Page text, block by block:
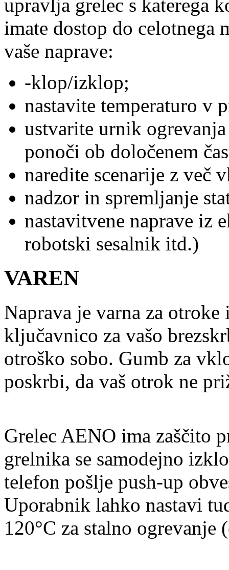
upravlja grelec s katerega
imate dostop do celotnega
vaše naprave:
-klop/izklop;
nastavite temperaturo v
ustvarite urnik
ponoči ob določenem
naredite scenarije z
nadzor in spremljanje
nastavitvene naprave iz
robotski sesalnik itd.)
VAREN
Naprava je varna za
ključavnico za vašo
otroško sobo. Gumb za
poskrbi, da vaš otrok ne
Grelec AENO ima zaščito
grelnika se samodejno
telefon pošlje push-up
Uporabnik lahko nastavi
120°C za stalno ogrevanje